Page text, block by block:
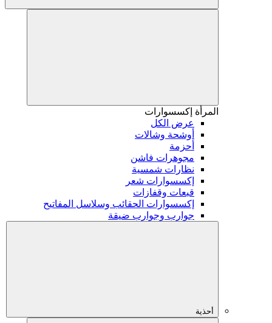
المرأة إكسسوارات
عرض الكل
أوشحة وشالات
أحزمة
مجوهرات فاشن
نظارات شمسية
إكسسوارات شعر
قبعات وقفازات
إكسسوارات الحقائب وسلاسل المفاتيح
جوارب وجوارب ضيقة
أحذية